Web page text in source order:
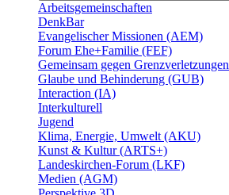
Arbeitsgemeinschaften
DenkBar
Evangelischer Missionen (AEM)
Forum Ehe+Familie (FEF)
Gemeinsam gegen Grenzverletzungen
Glaube und Behinderung (GUB)
Interaction (IA)
Interkulturell
Jugend
Klima, Energie, Umwelt (AKU)
Kunst & Kultur (ARTS+)
Landeskirchen-Forum (LKF)
Medien (AGM)